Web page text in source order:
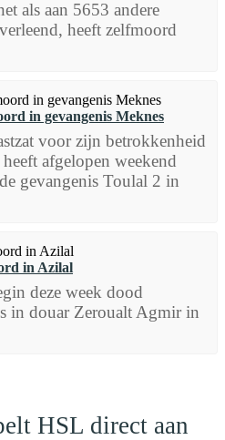
als aan 5653 andere
heeft zelfmoord
in gevangenis Meknes
voor zijn betrokkenheid
afgelopen weekend
gevangenis Toulal 2 in
in Azilal
deze week dood
in douar Zeroualt Agmir in
HSL direct aan